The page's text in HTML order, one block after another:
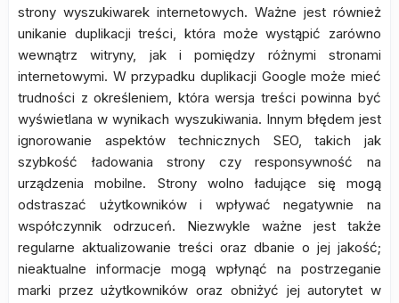
strony wyszukiwarek internetowych. Ważne jest również
unikanie duplikacji treści, która może wystąpić zarówno
wewnątrz witryny, jak i pomiędzy różnymi stronami
internetowymi. W przypadku duplikacji Google może mieć
trudności z określeniem, która wersja treści powinna być
wyświetlana w wynikach wyszukiwania. Innym błędem jest
ignorowanie aspektów technicznych SEO, takich jak
szybkość ładowania strony czy responsywność na
urządzenia mobilne. Strony wolno ładujące się mogą
odstraszać użytkowników i wpływać negatywnie na
współczynnik odrzuceń. Niezwykle ważne jest także
regularne aktualizowanie treści oraz dbanie o jej jakość;
nieaktualne informacje mogą wpłynąć na postrzeganie
marki przez użytkowników oraz obniżyć jej autorytet w